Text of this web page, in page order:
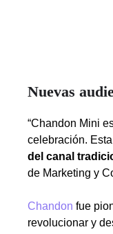
Nuevas
“Chandon Mini
celebración.
del canal
de Marketing y
Chandon fue
revolucionar y